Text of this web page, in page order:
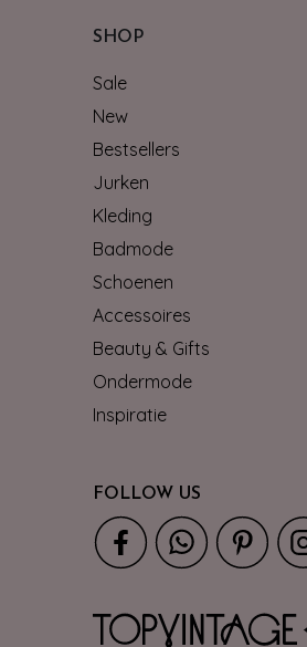
SHOP
Sale
New
Bestsellers
Jurken
Kleding
Badmode
Schoenen
Accessoires
Beauty & Gifts
Ondermode
Inspiratie
FOLLOW US